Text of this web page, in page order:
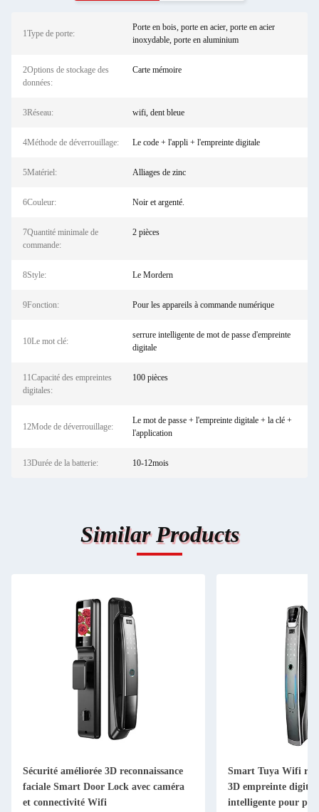
1Type de porte:
Porte en bois, porte en acier, porte en acier
inoxydable, porte en aluminium
2Options de stockage des
données:
Carte mémoire
3Réseau: wifi, dent bleue
4Méthode de déverrouillage: Le code + l'appli + l'empreinte digitale
5Matériel: Alliages de zinc
6Couleur: Noir et argenté.
7Quantité minimale de
commande:
2 pièces
8Style: Le Mordern
9Fonction: Pour les appareils à commande numérique
10Le mot clé:
serrure intelligente de mot de passe d'empreinte
digitale
11Capacité des empreintes
digitales:
100 pièces
12Mode de déverrouillage:
Le mot de passe + l'empreinte digitale + la clé +
l'application
13Durée de la batterie: 10-12mois
Similar Products
Sécurité améliorée 3D reconnaissance
faciale Smart Door Lock avec caméra
et connectivité Wifi
Smart Tuya Wifi
3D empreinte
intelligente pour